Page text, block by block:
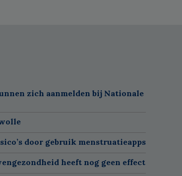
zich aanmelden bij Nationale
door gebruik menstruatieapps
heeft nog geen effect